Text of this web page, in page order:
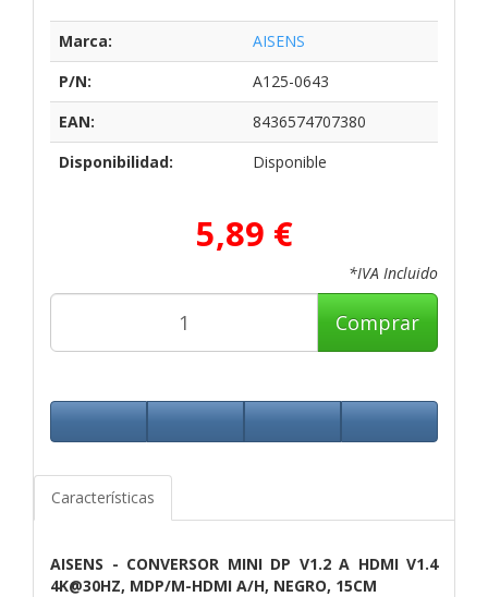
Marca:
AISENS
P/N:
A125-0643
EAN:
8436574707380
Disponibilidad:
Disponible
5,89 €
*IVA Incluido
Comprar
Características
AISENS - CONVERSOR MINI DP V1.2 A HDMI V1.4
4K@30HZ, MDP/M-HDMI A/H, NEGRO, 15CM